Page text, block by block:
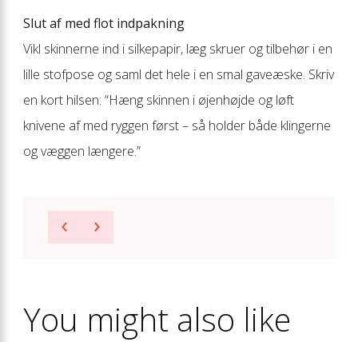
Slut af med flot indpakning
Vikl skinnerne ind i silkepapir, læg skruer og tilbehør i en
lille stofpose og saml det hele i en smal gaveæske. Skriv
en kort hilsen: “Hæng skinnen i øjenhøjde og løft
knivene af med ryggen først – så holder både klingerne
og væggen længere.”
You might also like